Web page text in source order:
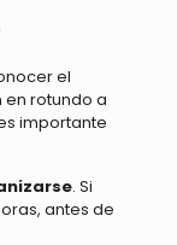
el
en rotundo a
importante
. Si
antes de